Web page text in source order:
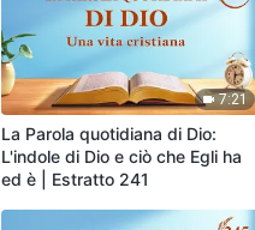
7:21
La Parola quotidiana di Dio:
L'indole di Dio e ciò che Egli ha
ed è | Estratto 241